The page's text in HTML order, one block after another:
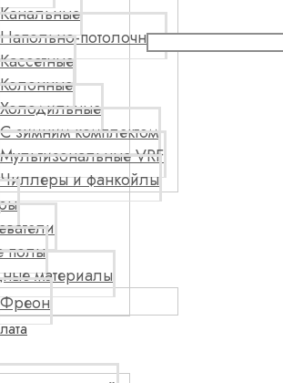
Канальные
Напольно-потолочные
Кассетные
Колонные
Холодильные
С зимним комплектом
Мультизональные VRF
Чиллеры и фанкойлы
полы
материалы
Фреон